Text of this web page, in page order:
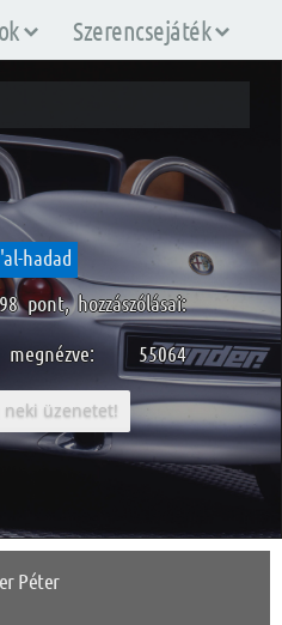
Szerencsejáték
hadad
pont, hozzászólásai:
55064
neki üzenetet!
Péter